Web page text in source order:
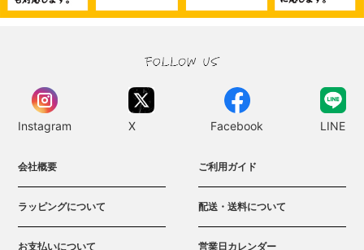
Instagram X Facebook LINE
会社概要 ご利用ガイド
ラッピングについて 配送・送料について
お支払いについて 営業日カレンダー